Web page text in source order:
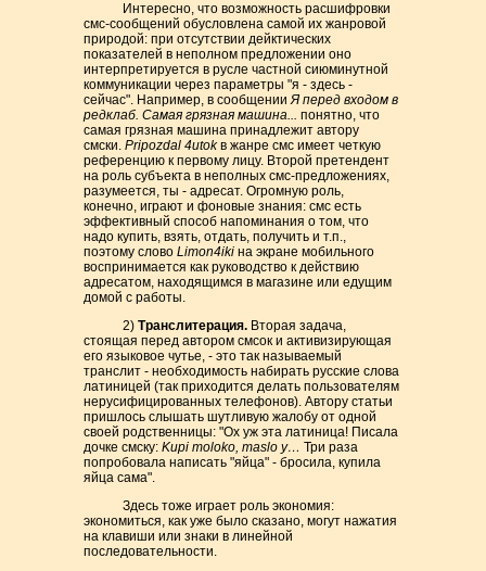
Интересно, что возможность расшифровки
смс-сообщений обусловлена самой их жанровой
природой: при отсутствии дейктических
показателей в неполном предложении оно
интерпретируется в русле частной сиюминутной
коммуникации через параметры "я - здесь -
сейчас". Например, в сообщенииЯ перед входом в
редклаб. Самая грязная машина... понятно, что
самая грязная машина принадлежит автору
смски.Pripozdal 4utokв жанре смс имеет четкую
референцию к первому лицу. Второй претендент
на роль субъекта в неполных смс-предложениях,
разумеется, ты - адресат. Огромную роль,
конечно, играют и фоновые знания: смс есть
эффективный способ напоминания о том, что
надо купить, взять, отдать, получить и т.п.,
поэтому словоLimon4iki на экране мобильного
воспринимается как руководство к действию
адресатом, находящимся в магазине или едущим
домой с работы.
2)Транслитерация. Вторая задача,
стоящая перед автором смсок и активизирующая
его языковое чутье, - это так называемый
транслит - необходимость набирать русские слова
латиницей (так приходится делать пользователям
нерусифицированных телефонов). Автору статьи
пришлось слышать шутливую жалобу от одной
своей родственницы: "Ох уж эта латиница! Писала
дочке смску:Kupi moloko, maslo y… Три раза
попробовала написать "яйца" - бросила, купила
яйца сама".
Здесь тоже играет роль экономия:
экономиться, как уже было сказано, могут нажатия
на клавиши или знаки в линейной
последовательности.